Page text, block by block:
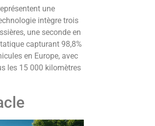
une
intègre trois
une seconde en
capturant 98,8%
en Europe, avec
les 15 000 kilomètres